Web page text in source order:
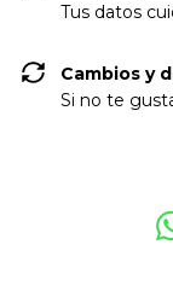
Tus datos
Cambios y
Si no te